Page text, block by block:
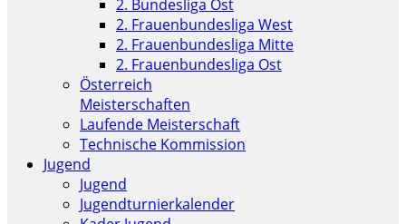
2. Bundesliga Ost
2. Frauenbundesliga West
2. Frauenbundesliga Mitte
2. Frauenbundesliga Ost
Österreich
Meisterschaften
Laufende Meisterschaft
Technische Kommission
Jugend
Jugend
Jugendturnierkalender